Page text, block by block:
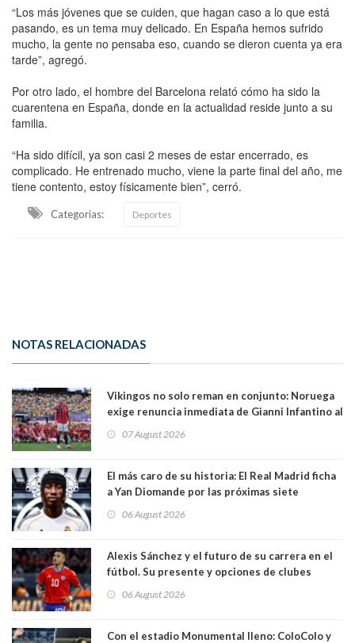
“Los más jóvenes que se cuiden, que hagan caso a lo que está
pasando, es un tema muy delicado. En España hemos sufrido
mucho, la gente no pensaba eso, cuando se dieron cuenta ya era
tarde”, agregó.
Por otro lado, el hombre del Barcelona relató cómo ha sido la
cuarentena en España, donde en la actualidad reside junto a su
familia.
“Ha sido difícil, ya son casi 2 meses de estar encerrado, es
complicado. He entrenado mucho, viene la parte final del año, me
tiene contento, estoy físicamente bien”, cerró.
Categorias: Deportes
NOTAS RELACIONADAS
Vikingos no solo reman en conjunto: Noruega
exige renuncia inmediata de Gianni Infantino al
07 August 2026
El más caro de su historia: El Real Madrid ficha
a Yan Diomande por las próximas siete
06 August 2026
Alexis Sánchez y el futuro de su carrera en el
fútbol. Su presente y opciones de clubes
06 August 2026
Con el estadio Monumental lleno: ColoColo y